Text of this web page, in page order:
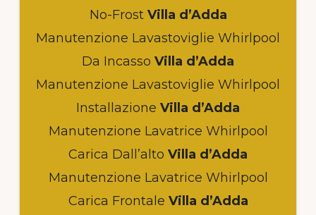
No-FrostVilla d’Adda
Manutenzione Lavastoviglie Whirlpool
Da Incasso Villa d’Adda
Manutenzione Lavastoviglie Whirlpool
Installazione Villa d’Adda
Manutenzione Lavatrice Whirlpool
Carica Dall’alto Villa d’Adda
Manutenzione Lavatrice Whirlpool
Carica Frontale Villa d’Adda